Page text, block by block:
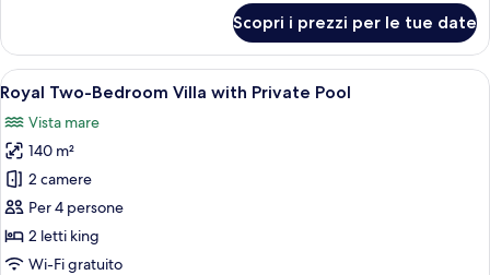
One-
Bedroom
Suite
with
Sea
View
Scopri i prezzi per le tue date
Apri
tutte
le
foto
per
Royal
Two-
Bedroom
Una piscina con vista sull'oceano,
7
Royal Two-Bedroom Villa with Private Pool
Vista mare
140 m²
2 camere
Per 4 persone
2 letti king
Wi-Fi gratuito